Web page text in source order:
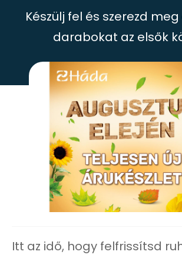
Készülj fel és szerezd
darabokat az elsők
Itt az idő, hogy felfrissítsd